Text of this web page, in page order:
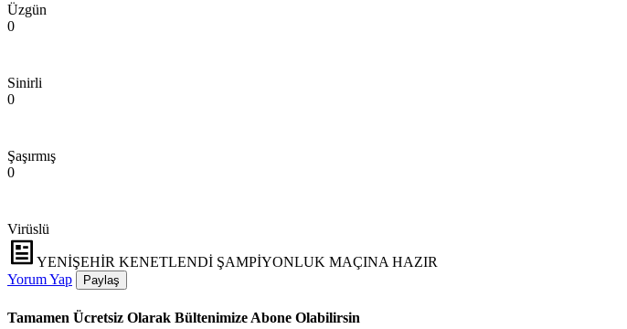
Üzgün
0
Sinirli
0
Şaşırmış
0
Virüslü
YENİŞEHİR KENETLENDİ ŞAMPİYONLUK MAÇINA HAZIR
Yorum Yap
Paylaş
Tamamen Ücretsiz Olarak Bültenimize Abone Olabilirsin